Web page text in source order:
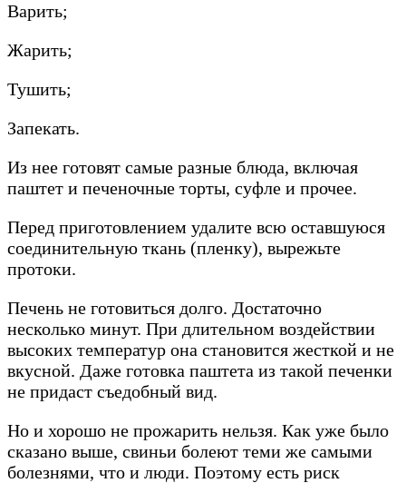
Варить;
Жарить;
Тушить;
Запекать.
Из нее готовят самые разные блюда, включая
паштет и печеночные торты, суфле и прочее.
Перед приготовлением удалите всю оставшуюся
соединительную ткань (пленку), вырежьте
протоки.
Печень не готовиться долго. Достаточно
несколько минут. При длительном воздействии
высоких температур она становится жесткой и не
вкусной. Даже готовка паштета из такой печенки
не придаст съедобный вид.
Но и хорошо не прожарить нельзя. Как уже было
сказано выше, свиньи болеют теми же самыми
болезнями, что и люди. Поэтому есть риск